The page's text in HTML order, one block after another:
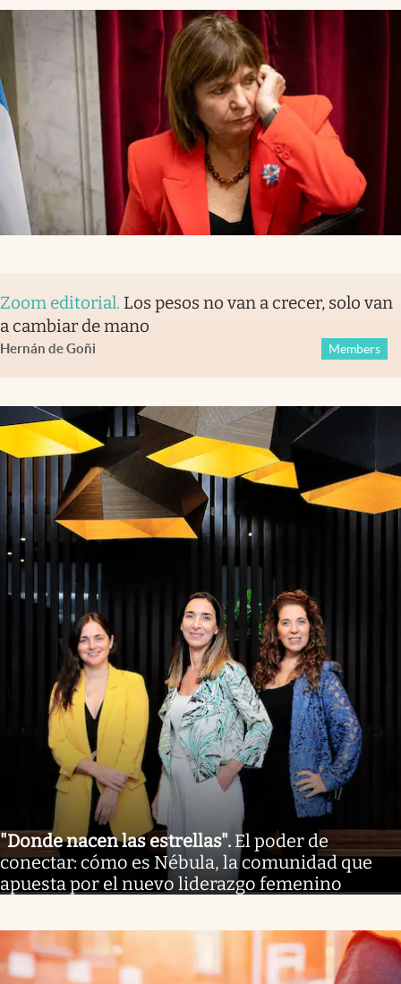
Zoom editorial. Los pesos no van a crecer, solo van
a cambiar de mano
Hernán de Goñi Members
"Donde nacen las estrellas". El poder de
conectar: cómo es Nébula, la comunidad que
apuesta por el nuevo liderazgo femenino